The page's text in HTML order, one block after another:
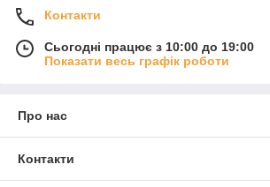
Контакти
Сьогодні працює з 10:00 до 19:00
Показати весь графік роботи
Про нас
Контакти